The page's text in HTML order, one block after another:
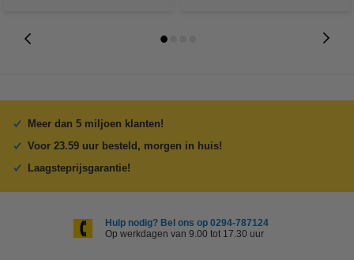
Meer dan 5 miljoen klanten!
Voor 23.59 uur besteld, morgen in huis!
Laagsteprijsgarantie!
Hulp nodig? Bel ons op 0294-787124
Op werkdagen van 9.00 tot 17.30 uur